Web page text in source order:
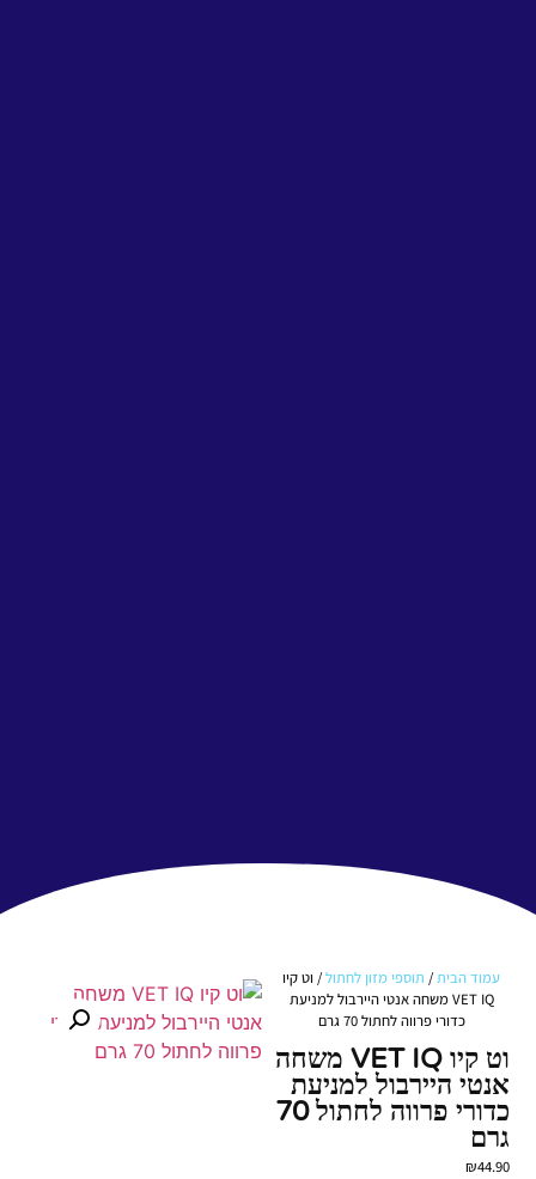
עמוד הבית/ תוספי מזון לחתול/ וט קיו
VET IQ משחה אנטי היירבול למניעת
כדורי פרווה לחתול 70 גרם
וט קיו VET IQ משחה
אנטי היירבול למניעת
כדורי פרווה לחתול 70
גרם
₪44.90